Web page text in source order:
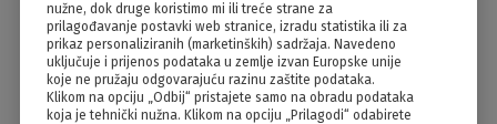
nužne, dok druge koristimo mi ili treće strane za
prilagođavanje postavki web stranice, izradu statistika ili za
prikaz personaliziranih (marketinških) sadržaja. Navedeno
uključuje i prijenos podataka u zemlje izvan Europske unije
koje ne pružaju odgovarajuću razinu zaštite podataka.
Klikom na opciju „Odbij“ pristajete samo na obradu podataka
koja je tehnički nužna. Klikom na opciju „Prilagodi“ odabirete